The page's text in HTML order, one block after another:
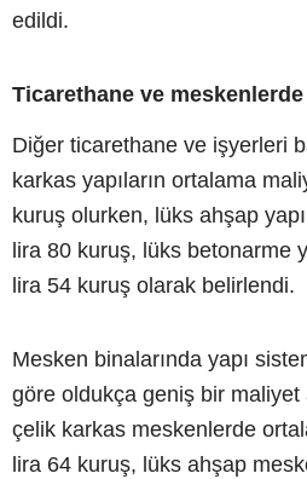
edildi.
Ticarethane ve meskenlerde
Diğer ticarethane ve işyerleri
karkas yapıların ortalama
kuruş olurken, lüks ahşap
lira 80 kuruş, lüks betonarme
lira 54 kuruş olarak belirlendi.
Mesken binalarında yapı
göre oldukça geniş bir maliyet
çelik karkas meskenlerde
lira 64 kuruş, lüks ahşap